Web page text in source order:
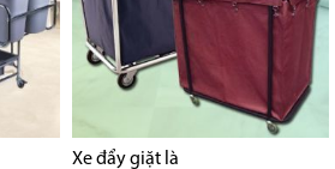
Xe đẩy giặt là